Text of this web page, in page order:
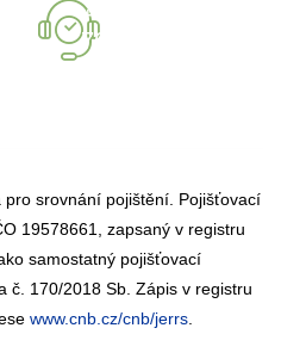
+420 722
767 222
pro srovnání pojištění. Pojišťovací
19578661, zapsaný v registru
samostatný pojišťovací
č. 170/2018 Sb. Zápis v registru
www.cnb.cz/cnb/jerrs.